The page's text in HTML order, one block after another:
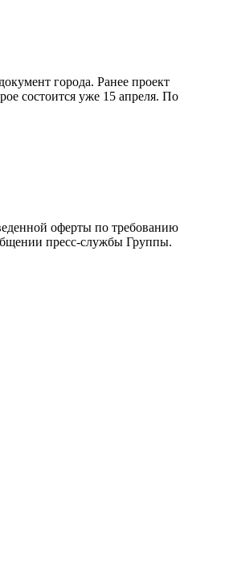
города. Ранее проект
состоится уже 15 апреля. По
оферты по требованию
пресс-службы Группы.